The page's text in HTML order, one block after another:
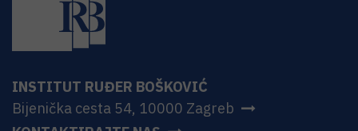
INSTITUT RUĐER BOŠKOVIĆ
Bijenička cesta 54, 10000 Zagreb